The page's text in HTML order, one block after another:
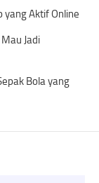
yang Aktif Online
Jadi
Bola yang